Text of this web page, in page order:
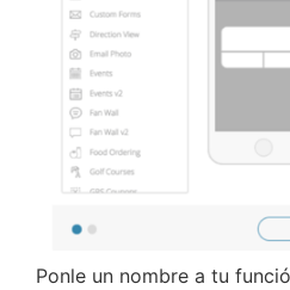
Ponle un nombre a tu